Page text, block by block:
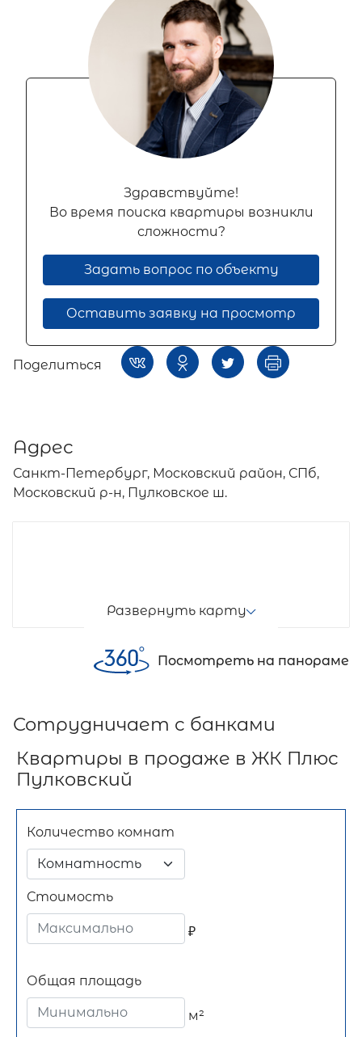
Здравствуйте!
Во время поиска квартиры возникли
сложности?
Задать вопрос по объекту
Оставить заявку на просмотр
Поделиться
Адрес
Санкт-Петербург, Московский район, СПб,
Московский р-н, Пулковское ш.
Развернуть карту
Посмотреть на панораме
Сотрудничает с банками
Квартиры в продаже в ЖК Плюс
Пулковский
Количество комнат
Комнатность
Стоимость
₽
Общая площадь
м²